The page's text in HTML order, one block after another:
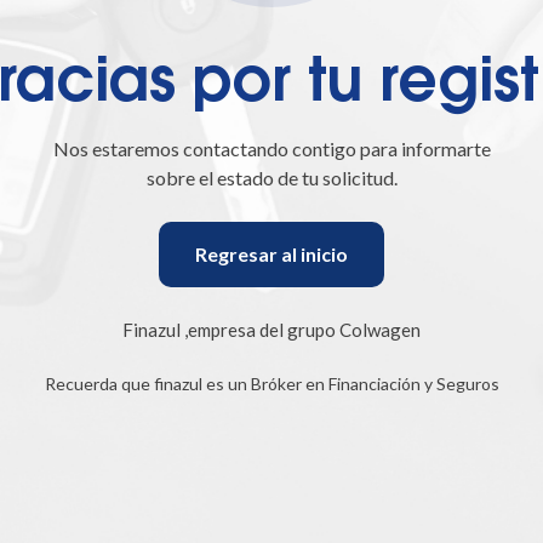
por tu
Nos estaremos contactando contigo para informarte
sobre el estado de tu solicitud.
Regresar al inicio
Finazul ,empresa del grupo Colwagen
Recuerda que finazul es un Bróker en Financiación y Seguros